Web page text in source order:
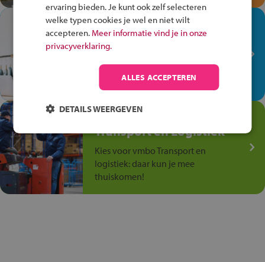
In de winkel ben je op je
plek!
op de winkelvloer, waar elke dag
anders is!
Jouw talent in de
Transport en Logistiek
Kies voor vmbo Transport en
logistiek: daar kun je mee
thuiskomen!
ervaring bieden. Je kunt ook zelf selecteren
welke typen cookies je wel en niet wilt
accepteren. Meer informatie vind je in onze
privacyverklaring.
ALLES ACCEPTEREN
DETAILS WEERGEVEN